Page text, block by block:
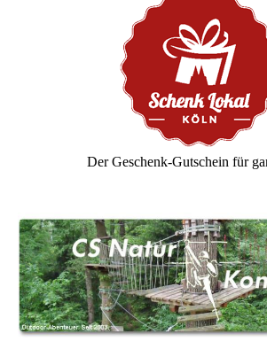
Der Geschenk-Gutschein für